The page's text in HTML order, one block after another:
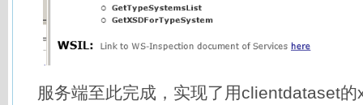
服务端至此完成，实现了用clientdataset的